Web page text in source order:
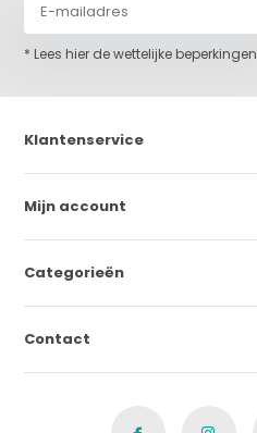
* Lees hier de wettelijke beperkingen
Klantenservice
Mijn account
Categorieën
Contact